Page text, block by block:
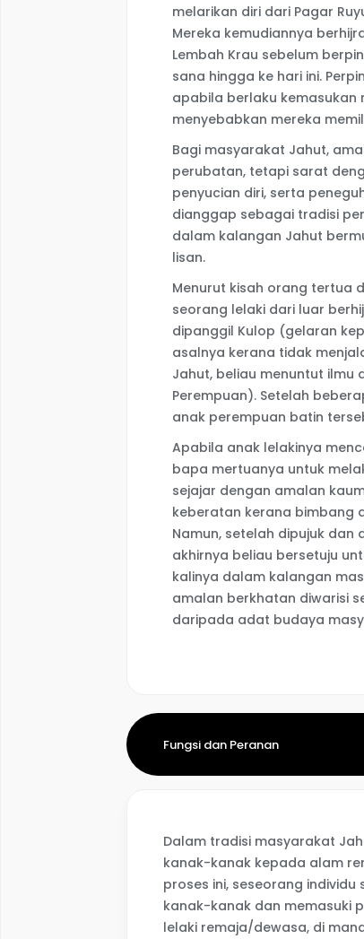
melarikan diri dari Pagar
Mereka kemudiannya
Lembah Krau sebelum
sana hingga ke hari ini.
apabila berlaku kemasukan
menyebabkan mereka
Bagi masyarakat Jahut,
perubatan, tetapi sarat
penyucian diri, serta
dianggap sebagai tradisi
dalam kalangan Jahut
lisan.
Menurut kisah orang tertua
seorang lelaki dari luar
dipanggil Kulop (gelaran
asalnya kerana tidak
Jahut, beliau menuntut
Perempuan). Setelah
anak perempuan batin
Apabila anak lelakinya
bapa mertuanya untuk
sejajar dengan amalan
keberatan kerana bimbang
Namun, setelah dipujuk
akhirnya beliau bersetuju
kalinya dalam kalangan
amalan berkhatan diwarisi
daripada adat budaya
Fungsi dan Peranan
Dalam tradisi masyarakat
kanak-kanak kepada alam
proses ini, seseorang
kanak-kanak dan memasuki
lelaki remaja/dewasa, di